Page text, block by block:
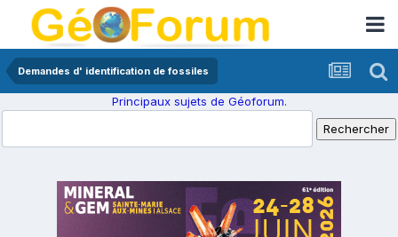
Demandes d' identification de fossiles
Principaux sujets de Géoforum.